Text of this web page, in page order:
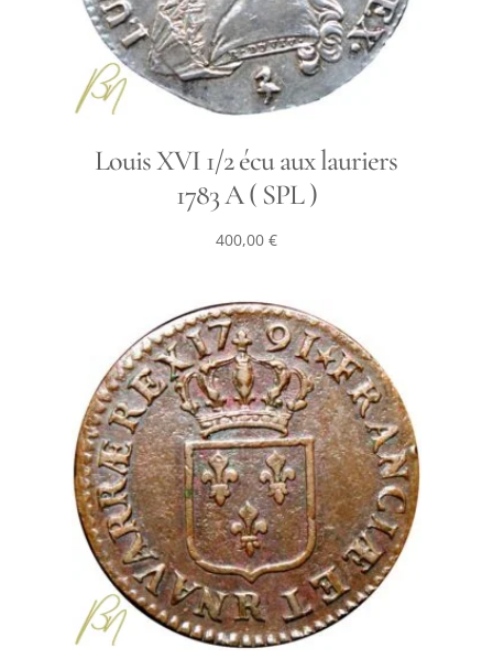
Louis XVI 1/2 écu aux lauriers
1783 A ( SPL )
400,00 €